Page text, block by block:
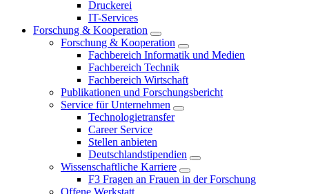
Druckerei
IT-Services
Forschung & Kooperation
Forschung & Kooperation
Fachbereich Informatik und Medien
Fachbereich Technik
Fachbereich Wirtschaft
Publikationen und Forschungsbericht
Service für Unternehmen
Technologietransfer
Career Service
Stellen anbieten
Deutschlandstipendien
Wissenschaftliche Karriere
F3 Fragen an Frauen in der Forschung
Offene Werkstatt